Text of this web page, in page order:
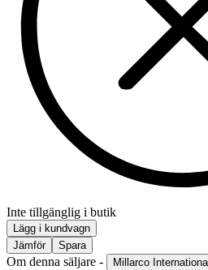
Inte tillgänglig i butik
Lägg i kundvagn
Jämför
Spara
Om denna säljare - Millarco